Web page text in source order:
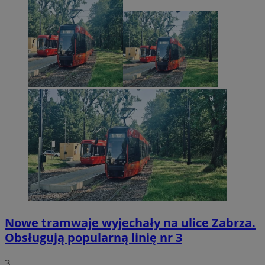
Nowe tramwaje wyjechały na ulice Zabrza.
Obsługują popularną linię nr 3